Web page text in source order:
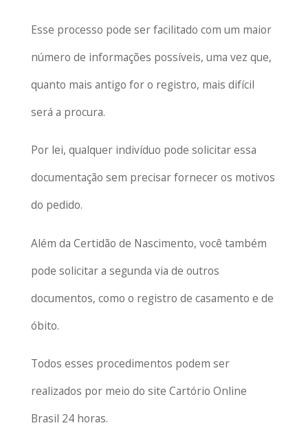
Esse processo pode ser facilitado com um maior
número de informações possíveis, uma vez que,
quanto mais antigo for o registro, mais difícil
será a procura.
Por lei, qualquer indivíduo pode solicitar essa
documentação sem precisar fornecer os motivos
do pedido.
Além da Certidão de Nascimento, você também
pode solicitar a segunda via de outros
documentos, como o registro de casamento e de
óbito.
Todos esses procedimentos podem ser
realizados por meio do site Cartório Online
Brasil 24 horas.